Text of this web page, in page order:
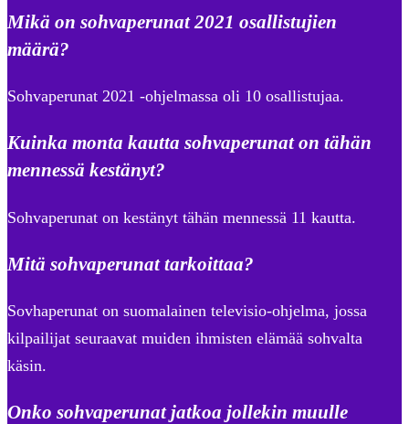
Mikä on sohvaperunat 2021 osallistujien
määrä?
Sohvaperunat 2021 -ohjelmassa oli 10 osallistujaa.
Kuinka monta kautta sohvaperunat on tähän
mennessä kestänyt?
Sohvaperunat on kestänyt tähän mennessä 11 kautta.
Mitä sohvaperunat tarkoittaa?
Sovhaperunat on suomalainen televisio-ohjelma, jossa
kilpailijat seuraavat muiden ihmisten elämää sohvalta
käsin.
Onko sohvaperunat jatkoa jollekin muulle